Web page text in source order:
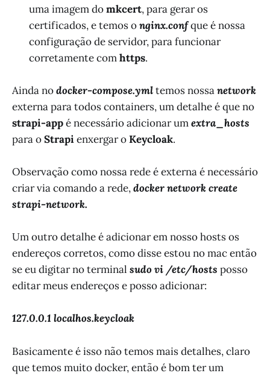
uma imagem domkcert, para gerar os
certificados, e temos onginx.confque é nossa
configuração de servidor, para funcionar
corretamente comhttps.
Ainda nodocker-compose.ymltemos nossanetwork
externa para todos containers, um detalhe é que no
strapi-appé necessário adicionar umextra_hosts
para oStrapienxergar oKeycloak.
Observação como nossa rede é externa é necessário
criar via comando a rede,docker network create
strapi-network.
Um outro detalhe é adicionar em nosso hosts os
endereços corretos, como disse estou no mac então
se eu digitar no terminal sudo vi /etc/hosts posso
editar meus endereços e posso adicionar:
127.0.0.1 localhos.keycloak
Basicamente é isso não temos mais detalhes, claro
que temos muito docker, então é bom ter um